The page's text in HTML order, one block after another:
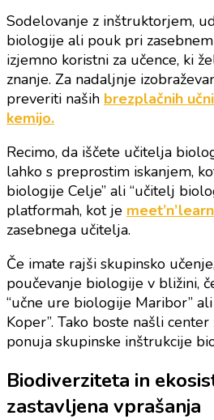
Sodelovanje z inštruktorjem,
biologije ali pouk pri
izjemno koristni za učence, ki
znanje. Za nadaljnje
preveriti naših brezplačnih
kemijo.
Recimo, da iščete učitelja
lahko s preprostim iskanjem,
biologije Celje” ali “učitelj
platformah, kot je meet’n’learn
zasebnega učitelja.
Če imate rajši skupinsko
poučevanje biologije v bližini,
“učne ure biologije Maribor”
Koper”. Tako boste našli
ponuja skupinske inštrukcije
Biodiverziteta in
zastavljena vprašanja